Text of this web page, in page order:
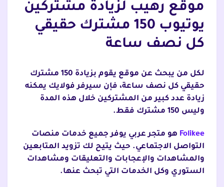
موقع رهيب لزيادة مشتركين
يوتيوب 150 مشترك حقيقي
كل نصف ساعة
لكل من يبحث عن موقع يقوم بزيادة 150 مشترك
حقيقي كل نصف ساعة، فإن سيرفر فولايك يمكنه
زيادة عدد كبير من المشتركين خلال هذه المدة
وليس 150 مشترك فقط.
Folikee هو متجر عربي يوفر جميع خدمات منصات
التواصل الاجتماعي. حيث يتيح لك تزويد المتابعين
والمشاهدات والإعجابات والتعليقات ومشاهدات
الستوري وكل الخدمات التي تبحث عنها.